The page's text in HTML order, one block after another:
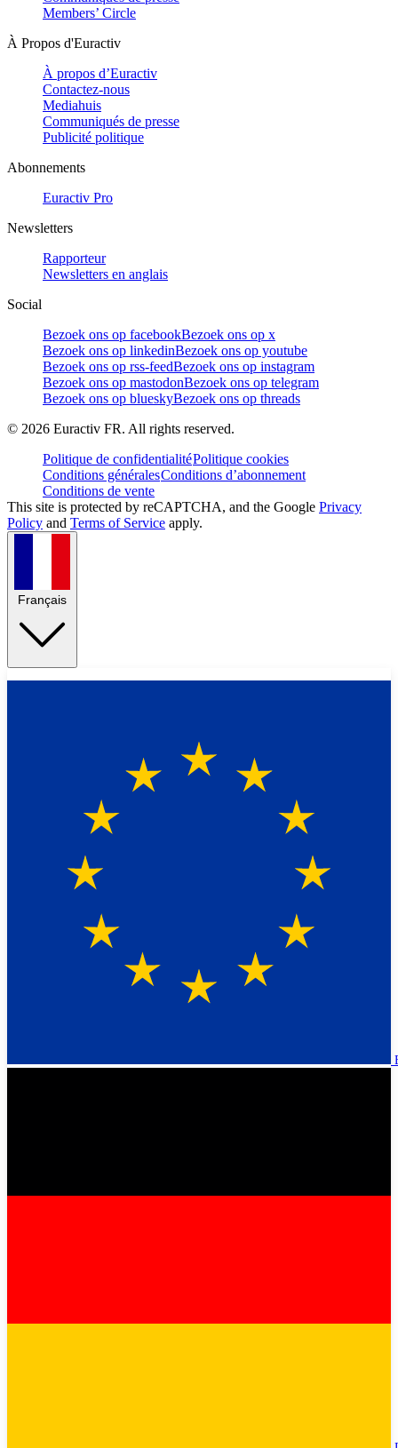
Members’ Circle
À Propos d'Euractiv
À propos d’Euractiv
Contactez-nous
Mediahuis
Communiqués de presse
Publicité politique
Abonnements
Euractiv Pro
Newsletters
Rapporteur
Newsletters en anglais
Social
Bezoek ons op facebookBezoek ons op x
Bezoek ons op linkedinBezoek ons op youtube
Bezoek ons op rss-feedBezoek ons op instagram
Bezoek ons op mastodonBezoek ons op telegram
Bezoek ons op blueskyBezoek ons op threads
© 2026 Euractiv FR. All rights reserved.
Politique de confidentialitéPolitique cookies
Conditions généralesConditions d’abonnement
Conditions de vente
This site is protected by reCAPTCHA, and the Google Privacy
Policy and Terms of Service apply.
Français